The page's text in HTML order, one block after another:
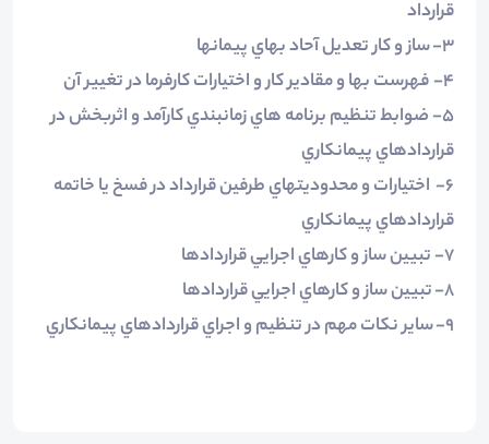
قرارداد
3- ساز و كار تعديل آحاد بهاي پيمانها
4- فهرست بها و مقادير كار و اختيارات كارفرما در تغيير آن
5- ضوابط تنظيم برنامه هاي زمانبندي كارآمد و اثربخش در
قراردادهاي پيمانكاري
6- اختيارات و محدوديتهاي طرفين قرارداد در فسخ يا خاتمه
قراردادهاي پيمانكاري
7- تبيين ساز و كارهاي اجرايي قراردادها
8- تبيين ساز و كارهاي اجرايي قراردادها
9- ساير نكات مهم در تنظيم و اجراي قراردادهاي پيمانكاري